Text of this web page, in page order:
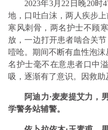
2023年3月22日晚20
地，口吐白沫，两人疾步
寒风刺骨，两名护士不顾
放，一边打开患者啮合关
噎呛。期间不断有血性泡
名护士毫不在意患者口中
吸，逐渐有了意识。因救
阿迪力·麦麦提艾力，
学警务站辅警。